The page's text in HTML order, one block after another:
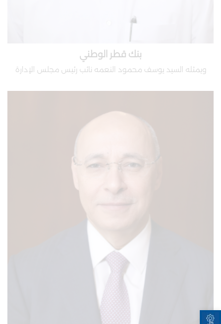
Open toolbar
بنك قطر الوطني
ويمثله السيد يوسف محمود النعمه نائب رئيس مجلس الإدارة